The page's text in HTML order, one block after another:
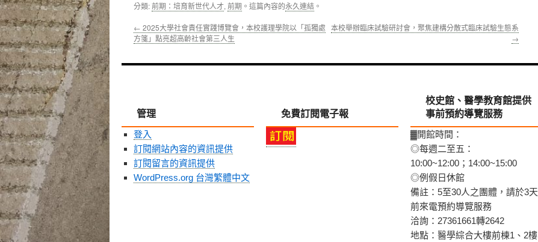
分類:前期：培育新世代人才, 前期 。這篇內容的永久連結 。
← 2025大學社會責任實踐博覽會，本校護理學院以「孤獨處
方箋」點亮超高齡社會第三人生
本校舉辦臨床試驗研討會，聚焦建構分散式臨床試驗生態系
→
管理
登入
訂閱網站內容的資訊提供
訂閱留言的資訊提供
WordPress.org 台灣繁體中文
免費訂閱電子報
校史館、醫學教育館提供
事前預約導覽服務
▓開館時間：
◎每週二至五：
10:00~12:00；14:00~15:00
◎例假日休館
備註：5至30人之團體，請於3天
前來電預約導覽服務
洽詢：27361661轉2642
地點：醫學綜合大樓前棟1、2樓